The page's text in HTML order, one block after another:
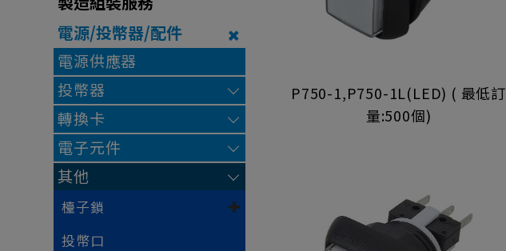
電源/投幣器/配件
電源供應器
投幣器
轉換卡
電子元件
其他
檯子鎖
投幣口
P750-1,P750-1L(LED) ( 最低訂
量:500個)